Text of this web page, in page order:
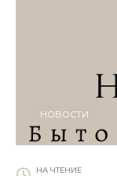
НОВОСТИ
НА ЧТЕНИЕ